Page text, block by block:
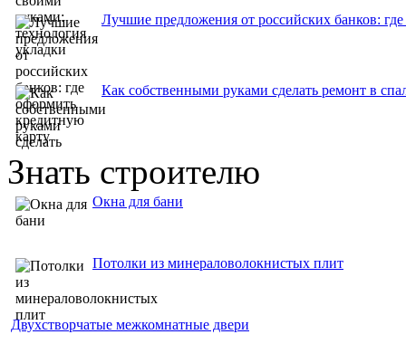
Лучшие предложения от российских банков:
Как собственными руками сделать ремонт в
Знать строителю
Окна для бани
Потолки из минераловолокнистых плит
Двухстворчатые межкомнатные двери